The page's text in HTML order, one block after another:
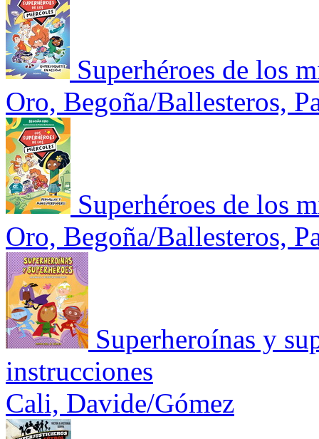
Superhéroes de los
Oro, Begoña/Ballesteros,
Superhéroes de los
Oro, Begoña/Ballesteros,
Superheroínas y
instrucciones
Cali, Davide/Gómez